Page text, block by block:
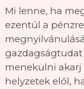
Mi lenne, ha
ezentúl a
menekülni
helyzetek elől,